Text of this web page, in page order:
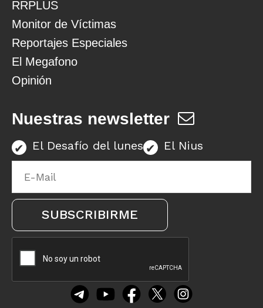
RRPLUS
Monitor de Víctimas
Reportajes Especiales
El Megafono
Opinión
Nuestras newsletter
El Desafío del lunes El Nius